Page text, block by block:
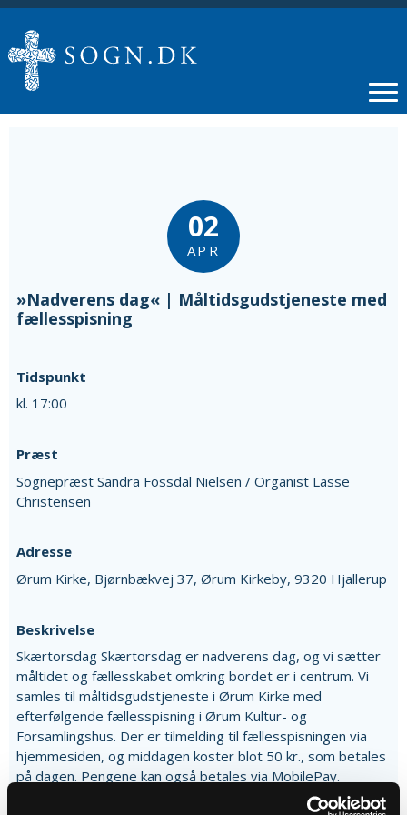
02
APR
»Nadverens dag« | Måltidsgudstjeneste med
fællesspisning
Tidspunkt
kl. 17:00
Præst
Sognepræst Sandra Fossdal Nielsen / Organist Lasse
Christensen
Adresse
Ørum Kirke, Bjørnbækvej 37, Ørum Kirkeby, 9320 Hjallerup
Beskrivelse
Skærtorsdag Skærtorsdag er nadverens dag, og vi sætter
måltidet og fællesskabet omkring bordet er i centrum. Vi
samles til måltidsgudstjeneste i Ørum Kirke med
efterfølgende fællesspisning i Ørum Kultur- og
Forsamlingshus. Der er tilmelding til fællesspisningen via
hjemmesiden, og middagen koster blot 50 kr., som betales
på dagen. Pengene kan også betales via MobilePay.
Menuen er lammesteg, men med mulighed for flæskesteg